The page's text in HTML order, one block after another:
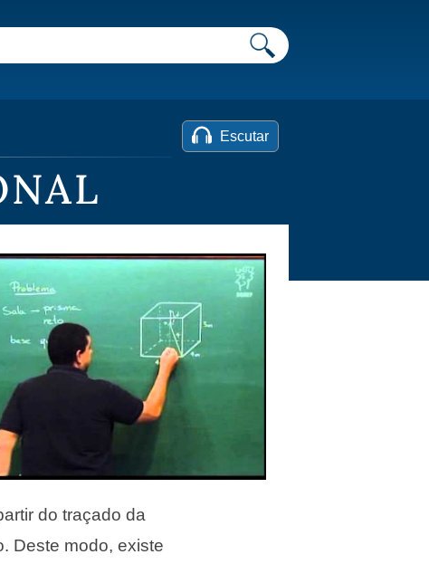
Escutar
do traçado da
Deste modo, existe